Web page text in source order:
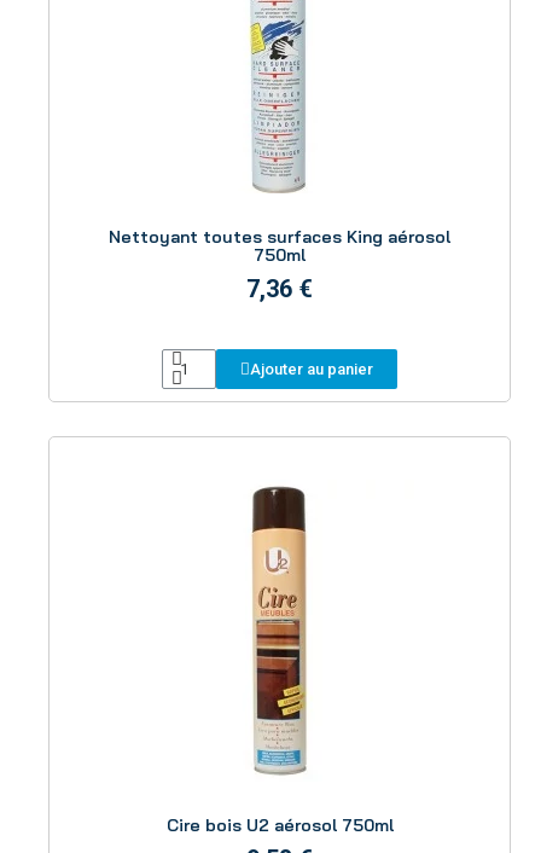
Nettoyant toutes surfaces King aérosol
750ml
7,36 €
Ajouter au panier
Cire bois U2 aérosol 750ml